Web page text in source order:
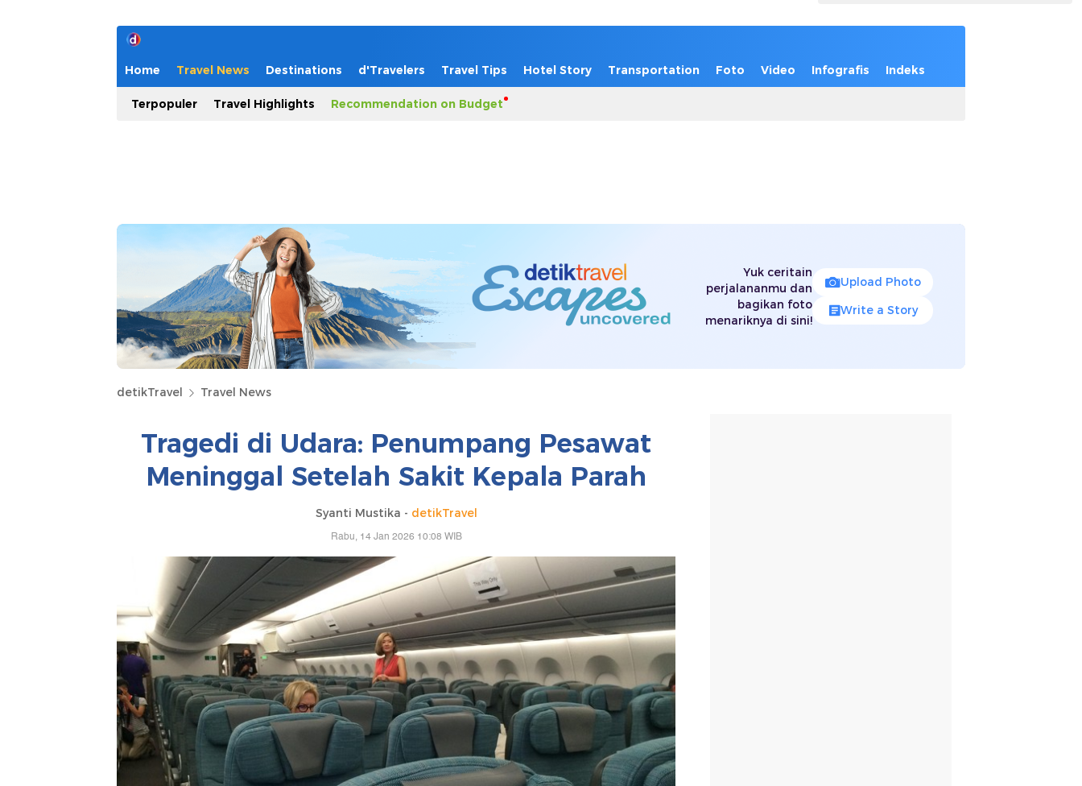
Home Travel News Destinations d'Travelers Travel Tips Hotel Story Transportation Foto Video Infografis Indeks
Terpopuler Travel Highlights Recommendation on Budget
Yuk ceritain
perjalananmu dan
bagikan foto
menariknya di sini!
Upload Photo
Write a Story
detikTravel Travel News
Tragedi di Udara: Penumpang Pesawat
Meninggal Setelah Sakit Kepala Parah
Syanti Mustika - detikTravel
Rabu, 14 Jan 2026 10:08 WIB